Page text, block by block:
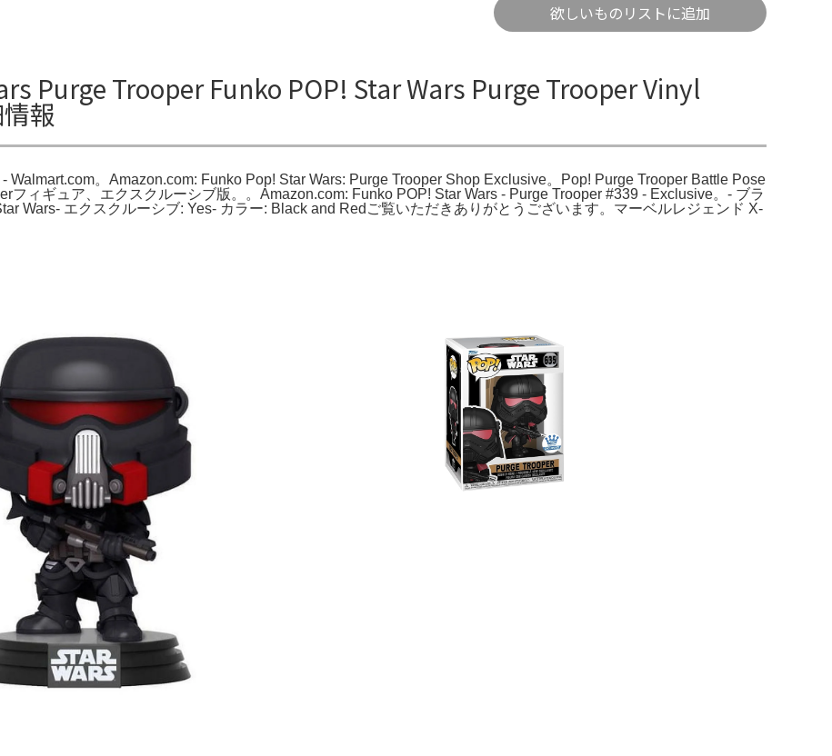
欲しいものリストに追加
Purge Trooper Funko POP! Star Wars Purge Trooper Vinyl
報
Walmart.com。Amazon.com: Funko Pop! Star Wars: Purge Trooper Shop Exclusive。Pop! Purge Trooper Battle Pose
フィギュア、エクスクルーシブ版。。Amazon.com: Funko POP! Star Wars - Purge Trooper #339 - Exclusive。- ブラ
Wars- エクスクルーシブ: Yes- カラー: Black and Redご覧いただきありがとうございます。マーベルレジェンド X-